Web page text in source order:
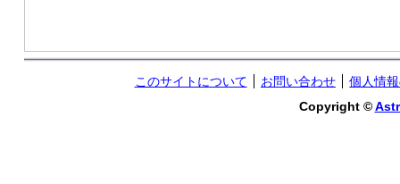
このサイトについて お問い合わせ
個人情
Copyright ©